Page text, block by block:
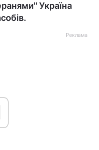
Україна
Реклама